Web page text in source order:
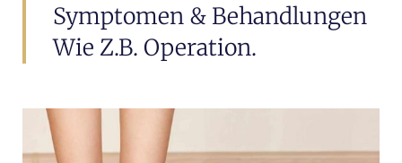
Symptomen & Behandlungen
Wie Z.B. Operation.